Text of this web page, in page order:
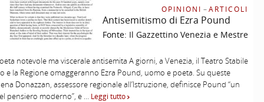
OPINIONI –ARTICOLI
Antisemitismo di Ezra Pound
Fonte: Il Gazzettino Venezia e Mestre
notevole ma viscerale antisemita A giorni, a Venezia, il Teatro Stabile
e la Regione omaggeranno Ezra Pound, uomo e poeta. Su queste
Donazzan, assessore regionale all’Istruzione, definisce Pound “un
pensiero moderno”, e … Leggi tutto